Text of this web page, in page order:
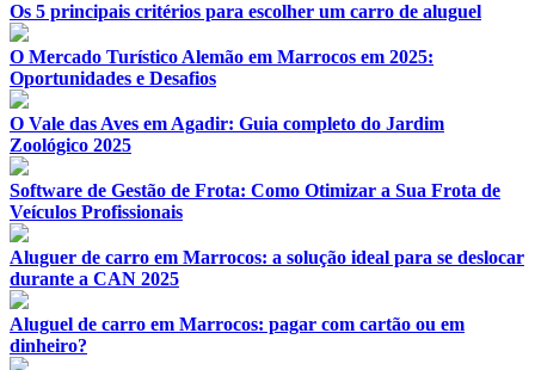
Os 5 principais critérios para escolher um carro de aluguel
O Mercado Turístico Alemão em Marrocos em 2025:
Oportunidades e Desafios
O Vale das Aves em Agadir: Guia completo do Jardim
Zoológico 2025
Software de Gestão de Frota: Como Otimizar a Sua Frota de
Veículos Profissionais
Aluguer de carro em Marrocos: a solução ideal para se deslocar
durante a CAN 2025
Aluguel de carro em Marrocos: pagar com cartão ou em
dinheiro?